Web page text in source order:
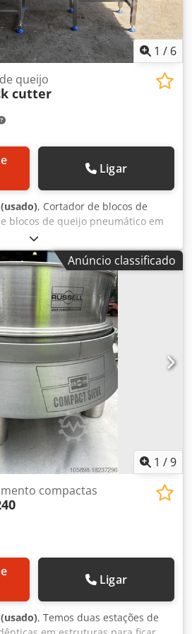
1 / 6
queijo
cutter
Ligar
, Cortador de blocos de
blocos de queijo pneumático em
de saída em aço
mm de largura x 200 mm de
Anúncio classificado
1 /9
compactas
Ligar
, Temos duas estações de